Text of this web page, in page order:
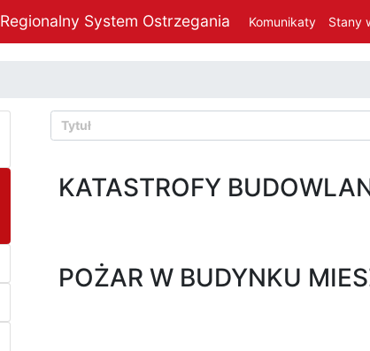
Regionalny System Ostrzegania Komunikaty Stany
KATASTROFY
POŻAR W BUDYNKU